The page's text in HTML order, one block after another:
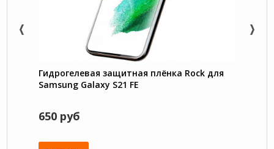
Гидрогелевая защитная плёнка Rock для
Samsung Galaxy S21 FE
650 руб